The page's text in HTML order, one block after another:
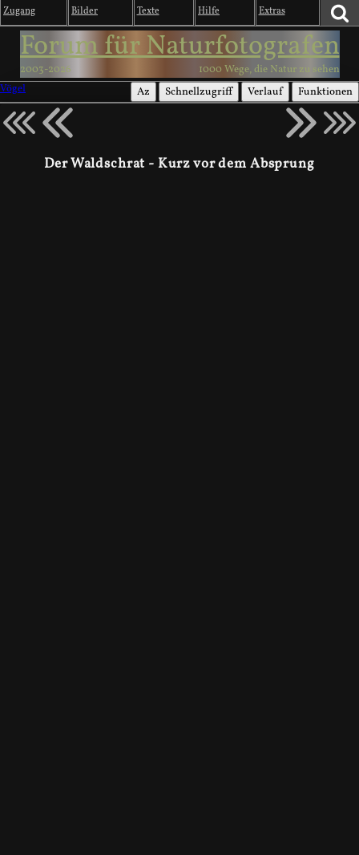
Zugang Bilder Texte Hilfe Extras
Forum für Naturfotografen
2003-2026
1000 Wege, die Natur zu sehen
Vögel
Az Schnellzugriff Verlauf Funktionen
Der Waldschrat - Kurz vor dem Absprung